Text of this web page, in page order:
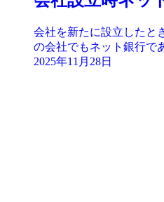
会社を新たに設立したと
の会社でもネット銀行で
2025年11月28日